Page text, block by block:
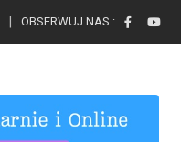
OBSERWUJ NAS :